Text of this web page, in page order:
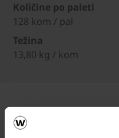
Količine po paleti
128 kom / pal
Težina
13,80 kg / kom
Dodatna oprema